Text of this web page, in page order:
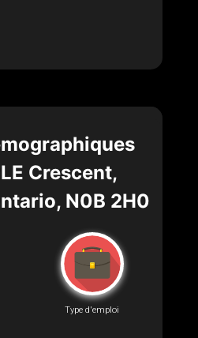
Crescent,
N0B 2H0
Type d'emploi